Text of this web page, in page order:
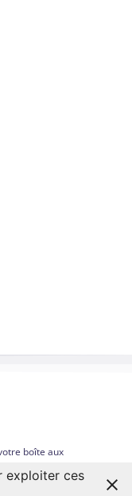
boîte aux
exploiter ces